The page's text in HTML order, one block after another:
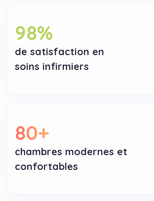
98%
de satisfaction en
soins infirmiers
80+
chambres modernes et
confortables